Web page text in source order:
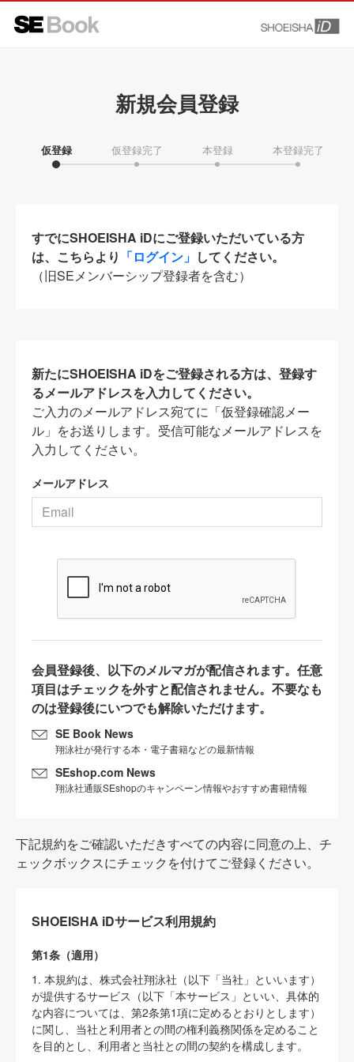
新規会員登録
仮登録 仮登録完了 本登録 本登録完了
すでにSHOEISHA iDにご登録いただいている方
は、こちらより 「ログイン」 してください。
（旧SEメンバーシップ登録者を含む）
新たにSHOEISHA iDをご登録される方は、登録す
るメールアドレスを入力してください。
ご入力のメールアドレス宛てに「仮登録確認メー
ル」をお送りします。受信可能なメールアドレスを
入力してください。
メールアドレス
会員登録後、以下のメルマガが配信されます。任意
項目はチェックを外すと配信されません。不要なも
のは登録後にいつでも解除いただけます。
SE Book News
翔泳社が発行する本・電子書籍などの最新情報
SEshop.com News
翔泳社通販SEshopのキャンペーン情報やおすすめ書籍情報
下記規約をご確認いただきすべての内容に同意の上、チ
ェックボックスにチェックを付けてご登録ください。
SHOEISHA iDサービス利用規約
第1条（適用）
1. 本規約は、株式会社翔泳社（以下「当社」といいます）
が提供するサービス（以下「本サービス」といい、具体的
な内容については、第2条第1項に定めるとおりとします）
に関し、当社と利用者との間の権利義務関係を定めること
を目的とし、利用者と当社との間の契約を構成します。